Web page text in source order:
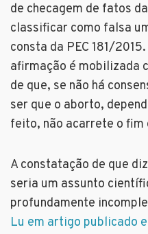
de checagem de fatos da
classificar como falsa
consta da PEC 181/
afirmação é mobilizada
de que, se não há
ser que o aborto,
feito, não acarrete o fim
A constatação de que
seria um assunto
profundamente
Lu em artigo publicado